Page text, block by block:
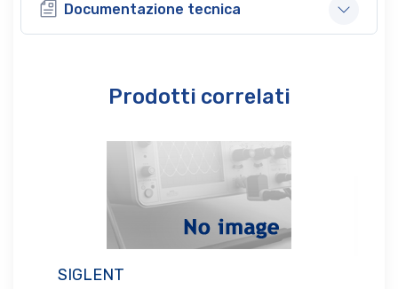
Documentazione tecnica
Prodotti correlati
SIGLENT